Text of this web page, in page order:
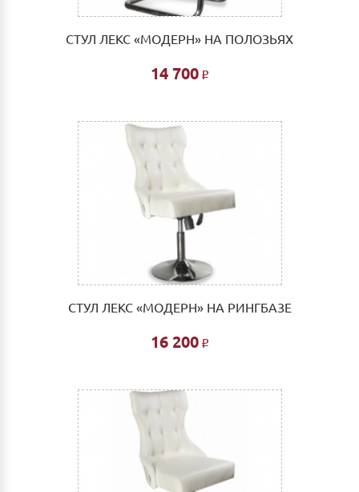
СТУЛ ЛЕКС «МОДЕРН» НА ПОЛОЗЬЯХ
14 700 Р
СТУЛ ЛЕКС «МОДЕРН» НА РИНГБАЗЕ
16 200 Р